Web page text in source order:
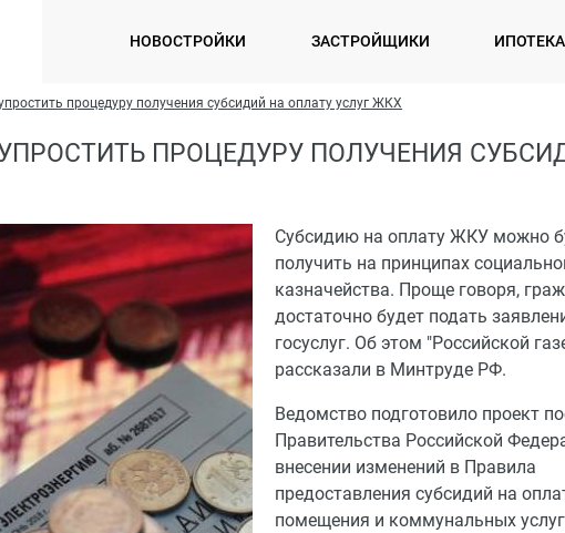
НОВОСТРОЙКИ ЗАСТРОЙЩИКИ ИПОТЕКА
процедуру получения субсидий на оплату услуг ЖКХ
ПРОЦЕДУРУ ПОЛУЧЕНИЯ
Субсидию на оплату ЖКУ можно
получить на принципах
казначейства. Проще говоря,
достаточно будет подать
госуслуг. Об этом "Российской
рассказали в Минтруде РФ.
Ведомство подготовило проект
Правительства Российской
внесении изменений в Правила
предоставления субсидий на
помещения и коммунальных